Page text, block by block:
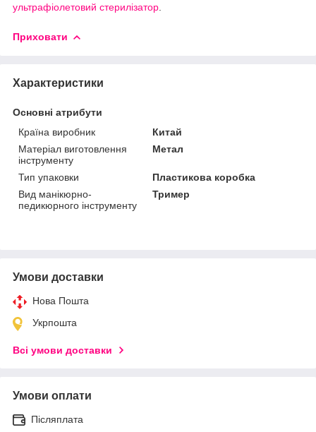
ультрафіолетовий стерилізатор
Приховати
Характеристики
Основні атрибути
Країна виробник
Китай
Матеріал виготовлення
інструменту
Метал
Тип упаковки
Пластикова коробка
Вид манікюрно-
педикюрного інструменту
Тример
Умови доставки
Нова Пошта
Укрпошта
Всі умови доставки
Умови оплати
Післяплата